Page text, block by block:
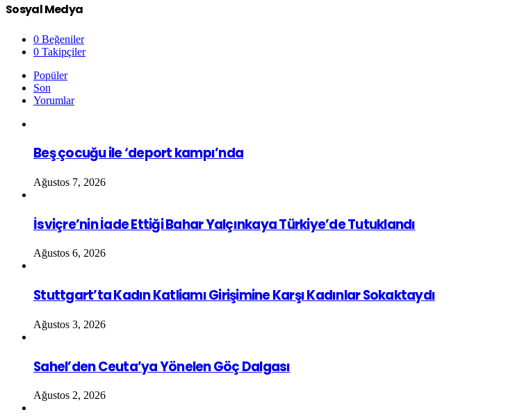
Sosyal Medya
0 Beğeniler
0 Takipçiler
Popüler
Son
Yorumlar
Beş çocuğu ile ‘deport kampı’nda
Ağustos 7, 2026
İsviçre’nin İade Ettiği Bahar Yalçınkaya Türkiye’de Tutuklandı
Ağustos 6, 2026
Stuttgart’ta Kadın Katliamı Girişimine Karşı Kadınlar Sokaktaydı
Ağustos 3, 2026
Sahel’den Ceuta’ya Yönelen Göç Dalgası
Ağustos 2, 2026